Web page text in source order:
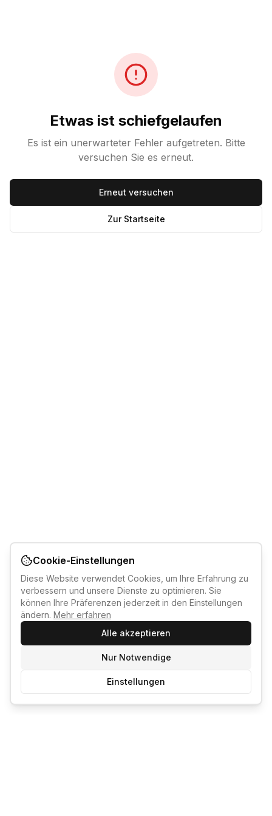
Etwas ist schiefgelaufen
Es ist ein unerwarteter Fehler aufgetreten. Bitte
versuchen Sie es erneut.
Erneut versuchen
Zur Startseite
Cookie-Einstellungen
Diese Website verwendet Cookies, um Ihre Erfahrung zu
verbessern und unsere Dienste zu optimieren. Sie
können Ihre Präferenzen jederzeit in den Einstellungen
ändern. Mehr erfahren
Einstellungen
Nur Notwendige
Alle akzeptieren